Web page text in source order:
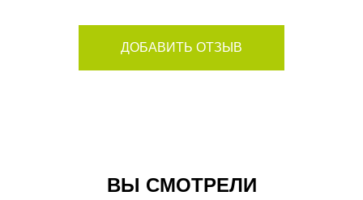
ДОБАВИТЬ ОТЗЫВ
ВЫ СМОТРЕЛИ